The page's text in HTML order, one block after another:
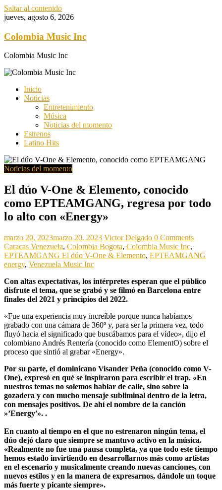
Saltar al contenido
jueves, agosto 6, 2026
Colombia Music Inc
Colombia Music Inc
Inicio
Noticias
Entretenimiento
Música
Noticias del momento
Estrenos
Latino Hits
Noticias del momento
El dúo V-One & Elemento, conocido
como EPTEAMGANG, regresa por todo
lo alto con «Energy»
marzo 20, 2023marzo 20, 2023 Victor Delgado 0 Comments
Caracas Venezuela, Colombia Bogota, Colombia Music Inc,
EPTEAMGANG El dúo V-One & Elemento, EPTEAMGANG
energy, Venezuela Music Inc
Con altas expectativas, los intérpretes esperan que el público
disfrute el tema, que se grabó y se filmó en Barcelona entre
finales del 2021 y principios del 2022.
«Fue una experiencia muy increíble porque nunca habíamos
grabado con una cámara de 360º y, para ser la primera vez, todo
fluyó hacia el significado que buscábamos para el vídeo», dijo el
colombiano Andrés Rentería (conocido como ElementO) sobre el
proceso que sintió al grabar «Energy».
Por su parte, el dominicano Visander Peña (conocido como V-
One), expresó en qué se inspiraron para escribir el trap. «En
nuestros temas no solemos hablar de calle, sino sobre la
gozadera y con mucho mensaje subliminal dentro de la letra,
con mensajes positivos. De ahí el nombre de la canción
»’Energy'». .
En cuanto al tiempo en el que no estrenaron ningún tema, el
dúo dejó claro que siempre se mantuvo activo en la música.
«Realmente no fue una pausa completa, ya que todo este tiempo
hemos estado invirtiendo en desarrollarnos más como artistas
en el escenario y musicalmente creando nuevas canciones, con
nuevos estilos y en la manera de expresarnos, dándole un toque
más fuerte y picante siempre».